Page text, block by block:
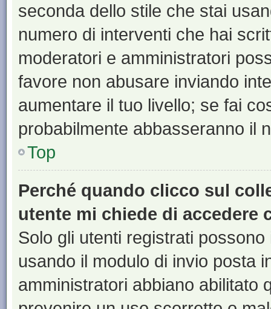
seconda dello stile che stai
numero di interventi che hai
moderatori e amministratori
favore non abusare inviando
aumentare il tuo livello; se fai
probabilmente abbasseranno il
Top
Perché quando clicco sul
utente mi chiede di accedere
Solo gli utenti registrati
usando il modulo di invio posta
amministratori abbiano abilitato